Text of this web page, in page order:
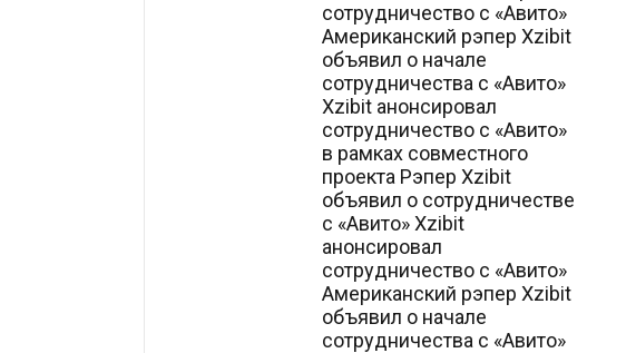
сотрудничество с «Авито»
Американский рэпер Xzibit
объявил о начале
сотрудничества с «Авито»
Xzibit анонсировал
сотрудничество с «Авито»
в рамках совместного
проекта Рэпер Xzibit
объявил о сотрудничестве
с «Авито» Xzibit
анонсировал
сотрудничество с «Авито»
Американский рэпер Xzibit
объявил о начале
сотрудничества с «Авито»